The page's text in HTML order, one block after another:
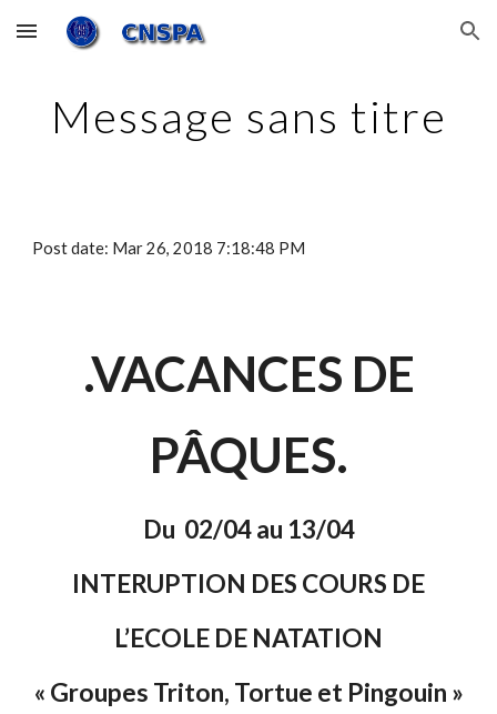
Skip to main content Skip to navigation
Message sans titre
Post date: Mar 26, 2018 7:18:48 PM
.VACANCES DE
PÂQUES.
Du 02/04 au 13/04
INTERUPTION DES COURS DE
L’ECOLE DE NATATION
« Groupes Triton, Tortue et Pingouin »